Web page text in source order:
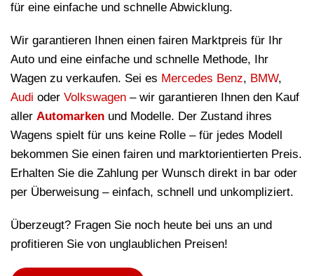
für eine einfache und schnelle Abwicklung.
Wir garantieren Ihnen einen fairen Marktpreis für Ihr
Auto und eine einfache und schnelle Methode, Ihr
Wagen zu verkaufen. Sei es Mercedes Benz, BMW,
Audi oder Volkswagen – wir garantieren Ihnen den Kauf
aller Automarken und Modelle. Der Zustand ihres
Wagens spielt für uns keine Rolle – für jedes Modell
bekommen Sie einen fairen und marktorientierten Preis.
Erhalten Sie die Zahlung per Wunsch direkt in bar oder
per Überweisung – einfach, schnell und unkompliziert.
Überzeugt? Fragen Sie noch heute bei uns an und
profitieren Sie von unglaublichen Preisen!